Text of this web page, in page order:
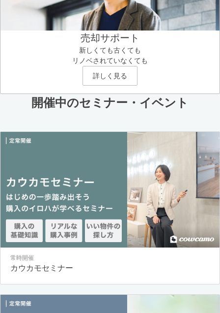
売却サポート
新しくても古くても
リノベされていなくても
詳しく見る
開催中のセミナー・イベント
常時開催
カウカモセミナー